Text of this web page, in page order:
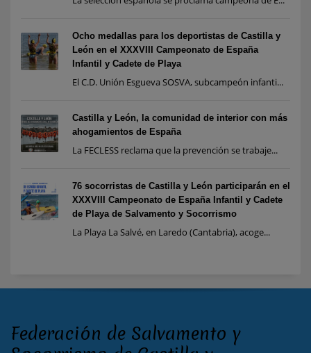
Ocho medallas para los deportistas de Castilla y
León en el XXXVIII Campeonato de España
Infantil y Cadete de Playa
El C.D. Unión Esgueva SOSVA, subcampeón infanti...
Castilla y León, la comunidad de interior con más
ahogamientos de España
La FECLESS reclama que la prevención se trabaje...
76 socorristas de Castilla y León participarán en el
XXXVIII Campeonato de España Infantil y Cadete
de Playa de Salvamento y Socorrismo
La Playa La Salvé, en Laredo (Cantabria), acoge...
Federación de Salvamento y